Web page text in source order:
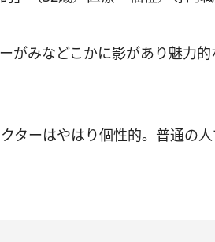
がみなどこかに影があり魅力
ターはやはり個性的。普通の